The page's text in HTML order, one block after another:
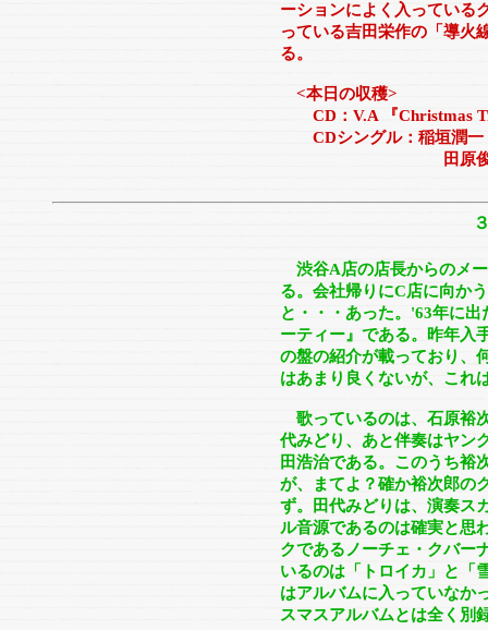
ーションによく入っている
っている吉田栄作の「導火
る。
<本日の収穫>
CD：V.A 『Christmas
CDシングル：稲垣潤一
田原俊彦 「雪
渋谷A店の店長からのメ
る。会社帰りにC店に向か
と・・・あった。'63年に
ーティー』である。昨年入
の盤の紹介が載っており、
はあまり良くないが、これ
歌っているのは、石原裕
代みどり、あと伴奏はヤン
田浩治である。このうち裕
が、まてよ？確か裕次郎の
ず。田代みどりは、演奏ス
ル音源であるのは確実と思
クであるノーチェ・クバー
いるのは「トロイカ」と「
はアルバムに入っていなか
スマスアルバムとは全く別